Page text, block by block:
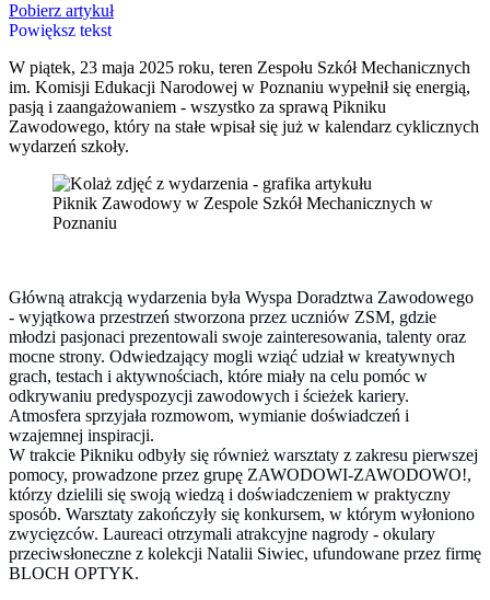
Pobierz artykuł
Powiększ tekst
W piątek, 23 maja 2025 roku, teren Zespołu Szkół Mechanicznych
im. Komisji Edukacji Narodowej w Poznaniu wypełnił się energią,
pasją i zaangażowaniem - wszystko za sprawą Pikniku
Zawodowego, który na stałe wpisał się już w kalendarz cyklicznych
wydarzeń szkoły.
Piknik Zawodowy w Zespole Szkół Mechanicznych w
Poznaniu
Główną atrakcją wydarzenia była Wyspa Doradztwa Zawodowego
- wyjątkowa przestrzeń stworzona przez uczniów ZSM, gdzie
młodzi pasjonaci prezentowali swoje zainteresowania, talenty oraz
mocne strony. Odwiedzający mogli wziąć udział w kreatywnych
grach, testach i aktywnościach, które miały na celu pomóc w
odkrywaniu predyspozycji zawodowych i ścieżek kariery.
Atmosfera sprzyjała rozmowom, wymianie doświadczeń i
wzajemnej inspiracji.
W trakcie Pikniku odbyły się również warsztaty z zakresu pierwszej
pomocy, prowadzone przez grupę ZAWODOWI-ZAWODOWO!,
którzy dzielili się swoją wiedzą i doświadczeniem w praktyczny
sposób. Warsztaty zakończyły się konkursem, w którym wyłoniono
zwycięzców. Laureaci otrzymali atrakcyjne nagrody - okulary
przeciwsłoneczne z kolekcji Natalii Siwiec, ufundowane przez firmę
BLOCH OPTYK.